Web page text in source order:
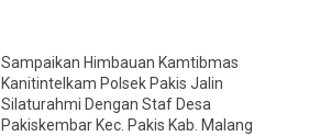
Sampaikan Himbauan Kamtibmas
Kanitintelkam Polsek Pakis Jalin
Silaturahmi Dengan Staf Desa
Pakiskembar Kec. Pakis Kab. Malang